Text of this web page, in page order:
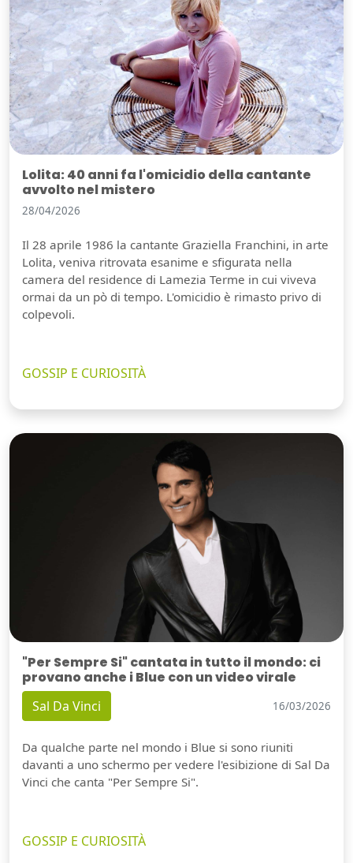
Lolita: 40 anni fa l'omicidio della cantante
avvolto nel mistero
28/04/2026
Il 28 aprile 1986 la cantante Graziella Franchini, in arte
Lolita, veniva ritrovata esanime e sfigurata nella
camera del residence di Lamezia Terme in cui viveva
ormai da un pò di tempo. L'omicidio è rimasto privo di
colpevoli.
GOSSIP E CURIOSITÀ
"Per Sempre Si" cantata in tutto il mondo: ci
provano anche i Blue con un video virale
Sal Da Vinci 16/03/2026
Da qualche parte nel mondo i Blue si sono riuniti
davanti a uno schermo per vedere l'esibizione di Sal Da
Vinci che canta "Per Sempre Si".
GOSSIP E CURIOSITÀ